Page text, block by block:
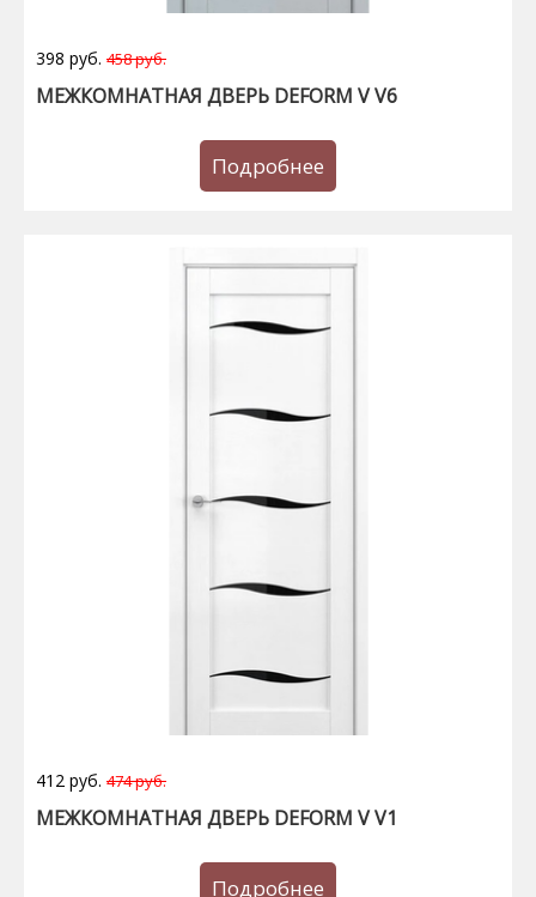
398 руб. 458 руб.
МЕЖКОМНАТНАЯ ДВЕРЬ DEFORM V V6
Подробнее
412 руб. 474 руб.
МЕЖКОМНАТНАЯ ДВЕРЬ DEFORM V V1
Подробнее